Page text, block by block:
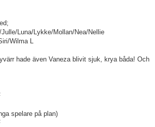
Luna/Lykke/Mollan/Nea/Nellie
Wilma L
hade även Vaneza blivit sjuk, krya båda! Och
spelare på plan)